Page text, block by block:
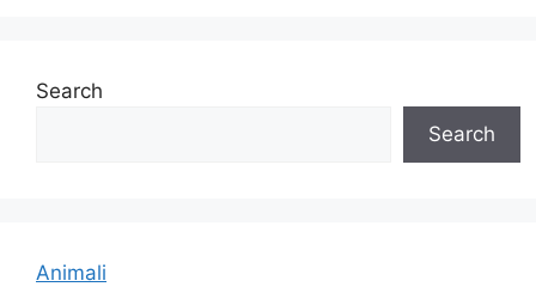
Search
Search
Animali